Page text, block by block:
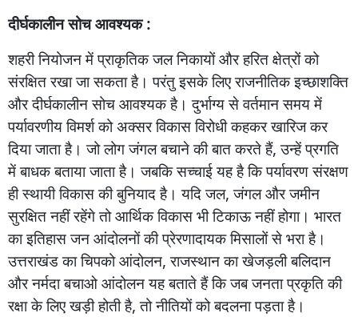
दीर्घकालीनसोचआवश्यक :
शहरीनियोजनमेंप्राकृतिकजलनिकायोंऔरहरितक्षेत्रोंको
संरक्षितरखाजासकताहै। परंतुइसकेलिएराजनीतिकइच्छाशक्ति
औरदीर्घकालीनसोचआवश्यकहै। दुर्भाग्यसेवर्तमानसमयमें
पर्यावरणीयविमर्शकोअक्सरविकासविरोधीकहकरखारिजकर
दियाजाताहै। जोलोगजंगलबचानेकीबातकरतेहैं,उन्हेंप्रगति
मेंबाधकबतायाजाताहै। जबकिसच्चाईयहहैकिपर्यावरणसंरक्षण
हीस्थायीविकासकीबुनियादहै। यदिजल,जंगलऔरजमीन
सुरक्षितनहींरहेंगेतोआर्थिकविकासभीटिकाऊनहींहोगा। भारत
काइतिहासजनआंदोलनोंकीप्रेरणादायकमिसालोंसेभराहै।
उत्तराखंडकाचिपकोआंदोलन,राजस्थानकाखेजड़लीबलिदान
औरनर्मदाबचाओआंदोलनयहबतातेहैंकिजबजनताप्रकृतिकी
रक्षाकेलिएखड़ीहोतीहै,तोनीतियोंकोबदलनापड़ताहै।